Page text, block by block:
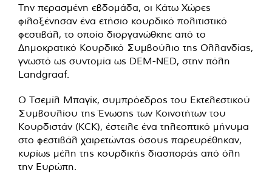
Την περασμένη εβδομάδα, οι Κάτω Χώρες
φιλοξένησαν ένα ετήσιο κουρδικό πολιτιστικό
φεστιβάλ, το οποίο διοργανώθκηε από το
Δημοκρατικό Κουρδικό Συμβούλιο της Ολλανδίας,
γνωστό ως συντομία ως DEM-NED, στην πόλη
Landgraaf.
Ο Τσεμίλ Μπαγίκ, συμπρόεδρος του Εκτελεστικού
Συμβουλίου της Ένωσης των Κοινοτήτων του
Κουρδιστάν (KCK), έστειλε ένα τηλεοπτικό μήνυμα
στο φεστιβάλ χαιρετώντας όσους παρευρέθηκαν,
κυρίως μέλη της κουρδικής διασποράς από όλη
την Ευρώπη.